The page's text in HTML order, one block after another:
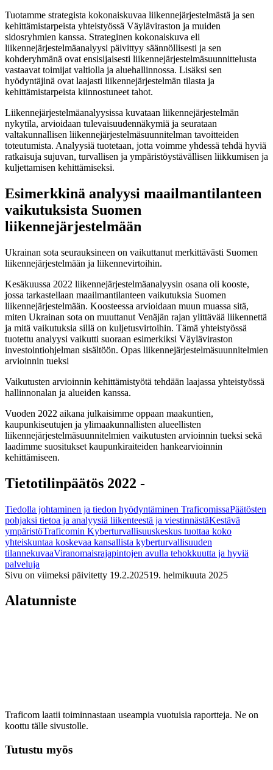
Tuotamme strategista kokonaiskuvaa liikennejärjestelmästä ja sen
kehittämistarpeista yhteistyössä Väyläviraston ja muiden
sidosryhmien kanssa. Strateginen kokonaiskuva eli
liikennejärjestelmäanalyysi päivittyy säännöllisesti ja sen
kohderyhmänä ovat ensisijaisesti liikennejärjestelmäsuunnittelusta
vastaavat toimijat valtiolla ja aluehallinnossa. Lisäksi sen
hyödyntäjinä ovat laajasti liikennejärjestelmän tilasta ja
kehittämistarpeista kiinnostuneet tahot.
Liikennejärjestelmäanalyysissa kuvataan liikennejärjestelmän
nykytila, arvioidaan tulevaisuudennäkymiä ja seurataan
valtakunnallisen liikennejärjestelmäsuunnitelman tavoitteiden
toteutumista. Analyysiä tuotetaan, jotta voimme yhdessä tehdä hyviä
ratkaisuja sujuvan, turvallisen ja ympäristöystävällisen liikkumisen ja
kuljettamisen kehittämiseksi.
Esimerkkinä analyysi maailmantilanteen
vaikutuksista Suomen
liikennejärjestelmään
Ukrainan sota seurauksineen on vaikuttanut merkittävästi Suomen
liikennejärjestelmään ja liikennevirtoihin.
Kesäkuussa 2022 liikennejärjestelmäanalyysin osana oli kooste,
jossa tarkastellaan maailmantilanteen vaikutuksia Suomen
liikennejärjestelmään. Koosteessa arvioidaan muun muassa sitä,
miten Ukrainan sota on muuttanut Venäjän rajan ylittävää liikennettä
ja mitä vaikutuksia sillä on kuljetusvirtoihin. Tämä yhteistyössä
tuotettu analyysi vaikutti suoraan esimerkiksi Väyläviraston
investointiohjelman sisältöön. Opas liikennejärjestelmäsuunnitelmien
arvioinnin tueksi
Vaikutusten arvioinnin kehittämistyötä tehdään laajassa yhteistyössä
hallinnonalan ja alueiden kanssa.
Vuoden 2022 aikana julkaisimme oppaan maakuntien,
kaupunkiseutujen ja ylimaakunnallisten alueellisten
liikennejärjestelmäsuunnitelmien vaikutusten arvioinnin tueksi sekä
laadimme suositukset kaupunkiraiteiden hankearvioinnin
kehittämiseen.
Tietotilinpäätös 2022 -
Tiedolla johtaminen ja tiedon hyödyntäminen TraficomissaPäätösten
pohjaksi tietoa ja analyysiä liikenteestä ja viestinnästäKestävä
ympäristöTraficomin Kyberturvallisuuskeskus tuottaa koko
yhteiskuntaa koskevaa kansallista kyberturvallisuuden
tilannekuvaaViranomaisrajapintojen avulla tehokkuutta ja hyviä
palveluja
Sivu on viimeksi päivitetty 19.2.202519. helmikuuta 2025
Alatunniste
Traficom laatii toiminnastaan useampia vuotuisia raportteja. Ne on
koottu tälle sivustolle.
Tutustu myös